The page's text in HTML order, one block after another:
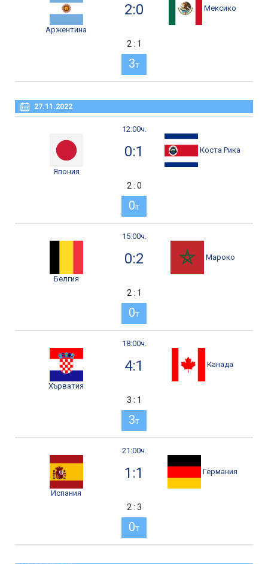
Аржентина
2:0 Мексико
2 : 1
3т
27.11.2022
12:00ч.
Япония
0:1 Коста Рика
2 : 0
0т
15:00ч.
Белгия
0:2 Мароко
2 : 1
0т
18:00ч.
Хърватия
4:1 Канада
3 : 1
3т
21:00ч.
Испания
1:1 Германия
2 : 3
0т